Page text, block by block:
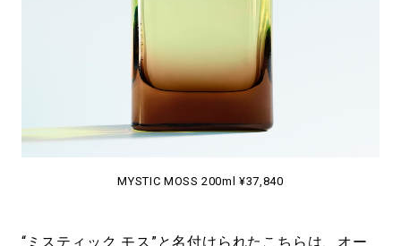
MYSTIC MOSS 200ml ¥37,840
“ミスティック モス”と名付けられたこちらは、オー